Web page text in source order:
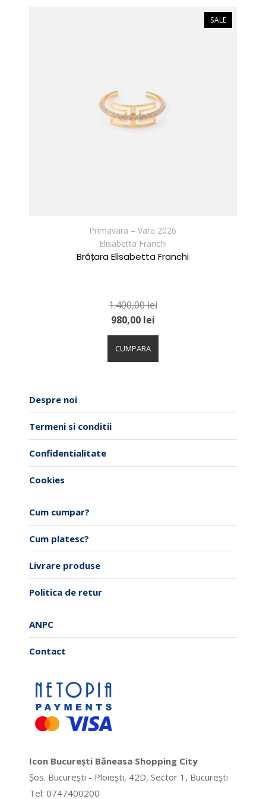
SALE
Primavara – Vara 2026
Elisabetta Franchi
Brățara Elisabetta Franchi
1.400,00lei
980,00 lei
CUMPARA
Acest
Opțiunile
fi
în
Despre noi
Termeni si conditii
Confidentialitate
Cookies
Cum cumpar?
Cum platesc?
Livrare produse
Politica de retur
ANPC
Contact
Icon București Băneasa Shopping City
Șos. București - Ploiești, 42D, Sector 1, București
Tel: 0747400200